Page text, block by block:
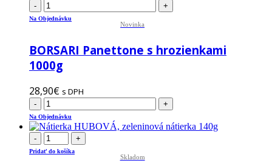
- +
Na Objednávku
Novinka
BORSARI Panettone s hrozienkami
1000g
28,90€ s DPH
- +
Na Objednávku
- +
Pridať do košíka
Skladom